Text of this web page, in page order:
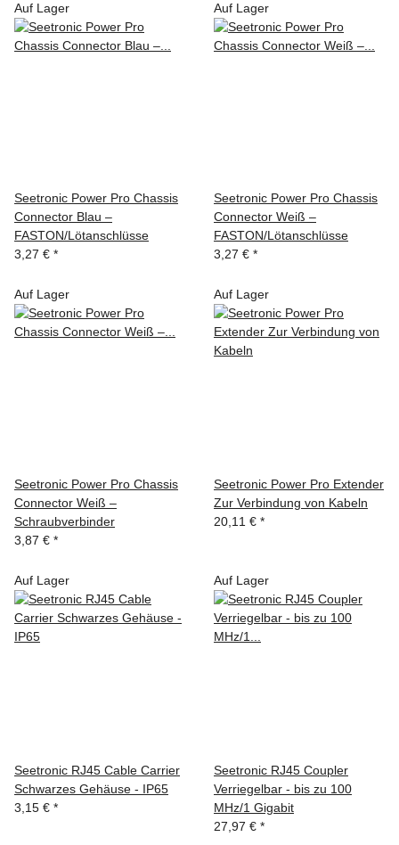
Auf Lager
Seetronic Power Pro Chassis
Connector Blau –
FASTON/Lötanschlüsse
3,27 € *
Auf Lager
Seetronic Power Pro Chassis
Connector Weiß –
FASTON/Lötanschlüsse
3,27 € *
Auf Lager
Seetronic Power Pro Chassis
Connector Weiß –
Schraubverbinder
3,87 € *
Auf Lager
Seetronic Power Pro Extender
Zur Verbindung von Kabeln
20,11 € *
Auf Lager
Seetronic RJ45 Cable Carrier
Schwarzes Gehäuse - IP65
3,15 € *
Auf Lager
Seetronic RJ45 Coupler
Verriegelbar - bis zu 100
MHz/1 Gigabit
27,97 € *